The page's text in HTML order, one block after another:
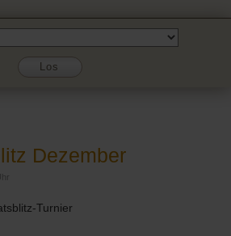
Los
Dezember
Turnier